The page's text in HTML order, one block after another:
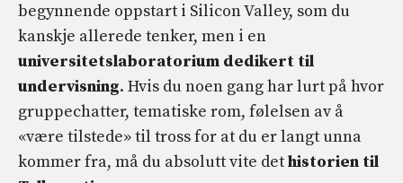
begynnende oppstart i Silicon Valley, som du
kanskje allerede tenker, men i en
universitetslaboratorium dedikert til
undervisning. Hvis du noen gang har lurt på hvor
gruppechatter, tematiske rom, følelsen av å
«være tilstede» til tross for at du er langt unna
kommer fra, må du absolutt vite dethistorien til